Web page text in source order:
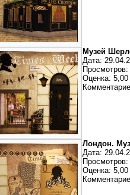
Музей
Дата:
Просмотров:
Оценка: 5,00
Лондон.
Дата:
Просмотров:
Оценка: 5,00